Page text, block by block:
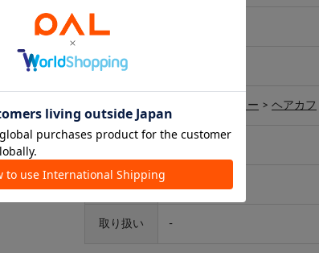
サイズ
ヘアアクセサリー > ヘアカフ
ギフト 可
取り扱い -